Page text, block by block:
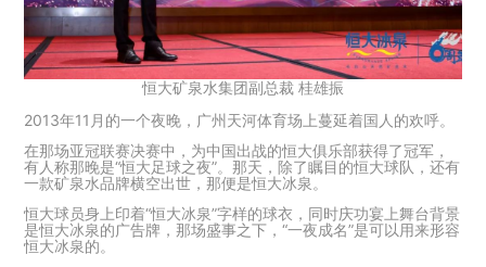
恒大矿泉水集团副总裁 桂雄振
2013年11月的一个夜晚，广州天河体育场上蔓延着国人的欢呼。
在那场亚冠联赛决赛中，为中国出战的恒大俱乐部获得了冠军，
有人称那晚是“恒大足球之夜”。那天，除了瞩目的恒大球队，还有
一款矿泉水品牌横空出世，那便是恒大冰泉。
恒大球员身上印着“恒大冰泉”字样的球衣，同时庆功宴上舞台背景
是恒大冰泉的广告牌，那场盛事之下，“一夜成名”是可以用来形容
恒大冰泉的。